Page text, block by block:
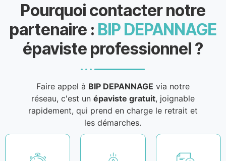
Pourquoi contacter notre
partenaire : BIP DEPANNAGE
épaviste professionnel ?
Faire appel à BIP DEPANNAGE via notre
réseau, c'est un épaviste gratuit, joignable
rapidement, qui prend en charge le retrait et
les démarches.